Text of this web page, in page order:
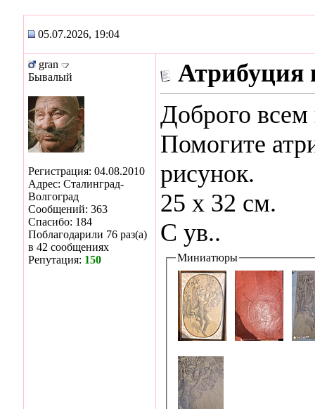
05.07.2026, 19:04
gran
Бывалый
Регистрация: 04.08.2010
Адрес: Сталинград-
Волгоград
Сообщений: 363
Спасибо: 184
Поблагодарили 76 раз(а)
в 42 сообщениях
Репутация: 150
Атрибуция
Доброго всем
Помогите
рисунок.
25 х 32 см.
С ув..
Миниатюры